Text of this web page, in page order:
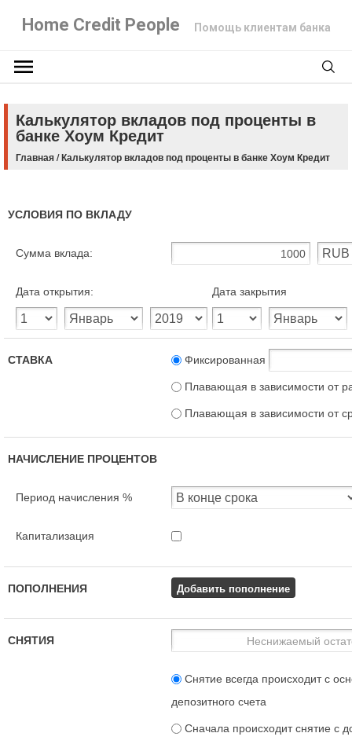
Home Credit People Помощь клиентам банка
Калькулятор вкладов под проценты в
банке Хоум Кредит
Главная/Калькулятор вкладов под проценты в банке Хоум Кредит
УСЛОВИЯ ПО ВКЛАДУ
Сумма вклада:
Дата открытия: Дата закрытия
СТАВКА Фиксированная
Плавающая в зависимости от
Плавающая в зависимости от
НАЧИСЛЕНИЕ ПРОЦЕНТОВ
Период начисления %
Капитализация
ПОПОЛНЕНИЯ Добавить пополнение
СНЯТИЯ
Снятие всегда происходит с
депозитного счета
Сначала происходит снятие с